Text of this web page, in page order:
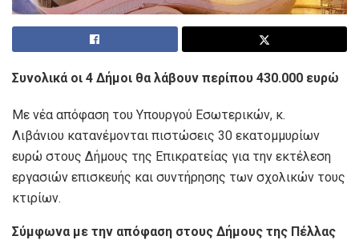
Συνολικά οι 4 Δήμοι θα λάβουν περίπου 430.000 ευρώ
Με νέα απόφαση του Υπουργού Εσωτερικών, κ.
Λιβάνιου κατανέμονται πιστώσεις 30 εκατομμυρίων
ευρώ στους Δήμους της Επικρατείας για την εκτέλεση
εργασιών επισκευής και συντήρησης των σχολικών τους
κτιρίων.
Σύμφωνα με την απόφαση στους Δήμους της Πέλλας